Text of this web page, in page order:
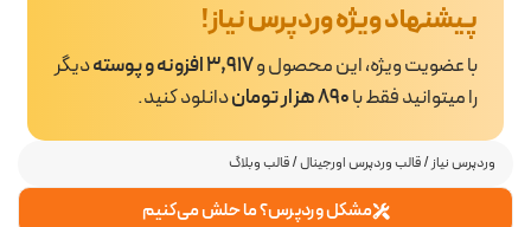
وردپرس نیاز/قالب وردپرس اورجینال/قالب وبلاگ
مشکل وردپرس؟ ما حلش می‌کنیم
پیشنهاد ویژه وردپرس نیاز!
با عضویت ویژه، این محصول و3,917 افزونه و پوسته
دیگر
را میتوانید فقط با890 هزار تومان دانلود کنید.